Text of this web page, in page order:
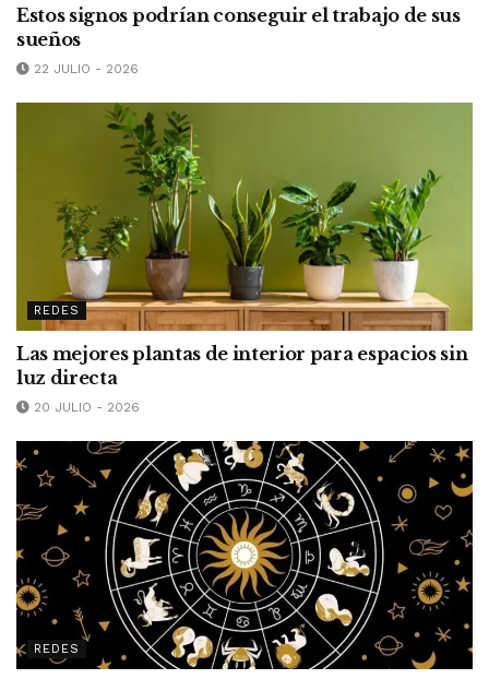
Estos signos podrían conseguir el trabajo de sus
sueños
22 JULIO - 2026
REDES
Las mejores plantas de interior para espacios sin
luz directa
20 JULIO - 2026
REDES